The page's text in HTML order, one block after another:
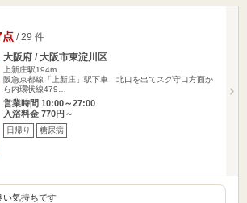
点 / 29 件
大阪府 / 大阪市東淀川区
上新庄駅194m
阪急京都線「上新庄」駅下車 北口を出てスグ守口方面か
ら内環状線479…
営業時間 10:00～27:00
入浴料金 770円～
日帰り 糖尿病
い気持ちです